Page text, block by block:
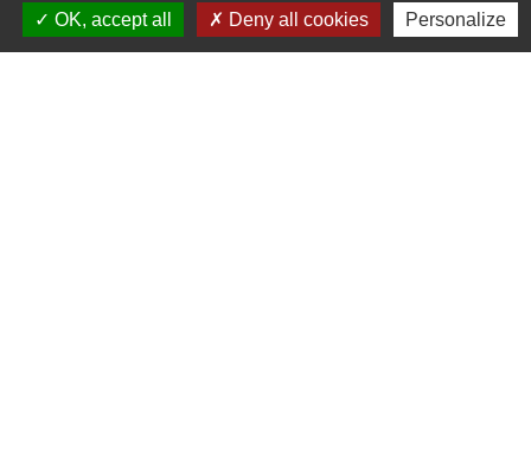
Contacts
OK, accept all
Deny all cookies Personalize